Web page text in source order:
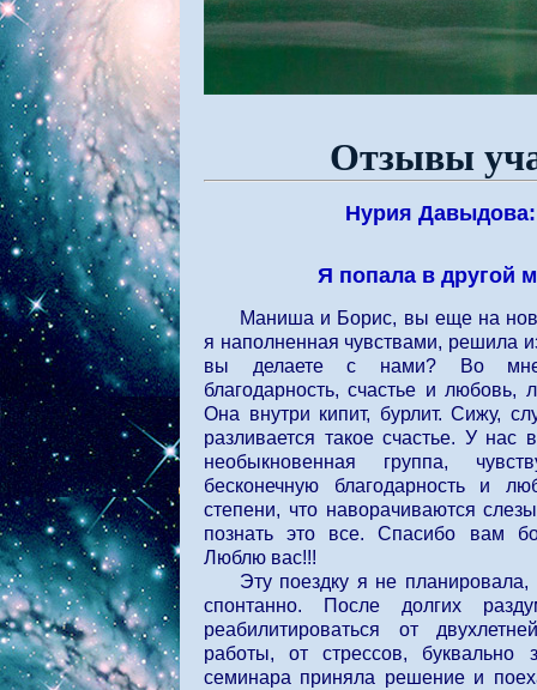
Отзывы
Нурия Давыдова:
Я попала в другой
Маниша и Борис, вы еще на
я наполненная чувствами, решила
вы делаете с нами? Во мне
благодарность, счастье и любовь,
Она внутри кипит, бурлит. Сижу,
разливается такое счастье. У нас
необыкновенная группа,
бесконечную благодарность и
степени, что наворачиваются
познать это все. Спасибо вам
Люблю вас!!!
Эту поездку я не планировала,
спонтанно. После долгих
реабилитироваться от
работы, от стрессов,
семинара приняла решение и